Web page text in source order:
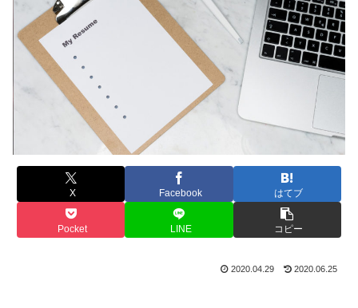
X Facebook はてブ
Pocket LINE コピー
2020.04.29 2020.06.25